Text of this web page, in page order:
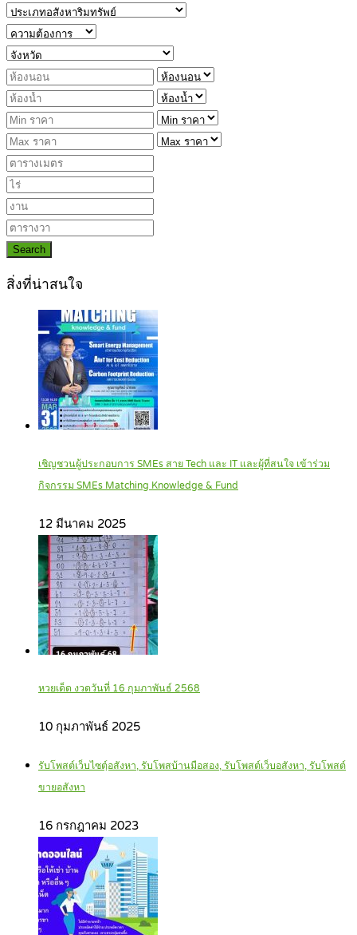
Search
สิ่งที่น่าสนใจ
เชิญชวนผู้ประกอบการ SMEs สาย Tech และ IT และผู้ที่สนใจ เข้าร่วม
กิจกรรม SMEs Matching Knowledge & Fund
12 มีนาคม 2025
หวยเด็ด งวดวันที่ 16 กุมภาพันธ์ 2568
10 กุมภาพันธ์ 2025
รับโพสต์เว็บไซตฺ์อสังหา, รับโพสบ้านมือสอง, รับโพสต์เว็บอสังหา, รับโพสต์
ขายอสังหา
16 กรกฎาคม 2023